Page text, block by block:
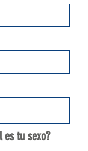
es tu sexo?